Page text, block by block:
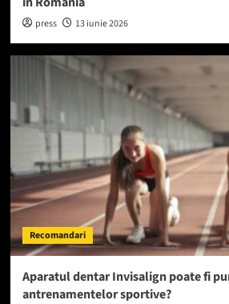
press 13 iunie 2026
Recomandari
Aparatul dentar Invisalign poate fi
antrenamentelor sportive?